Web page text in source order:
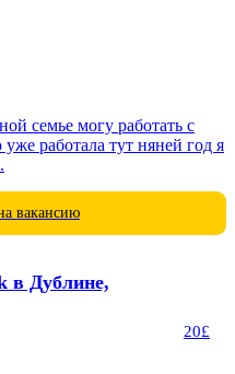
семье могу работать с
работала тут няней год я
вакансию
в Дублине,
20£